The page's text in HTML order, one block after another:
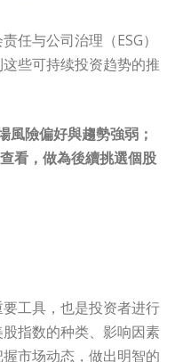
任与公司治理（ESG）
些可持续投资趋势的推
風險偏好與趨勢強弱；
看，做為後續挑選個股
工具，也是投资者进行
指数的种类、影响因素
市场动态，做出明智的